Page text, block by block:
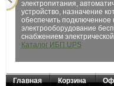
Главная Корзина